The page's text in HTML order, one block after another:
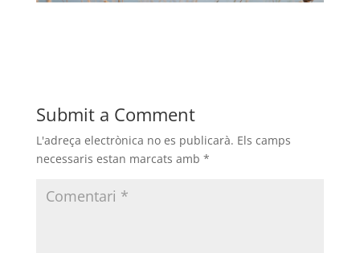
Submit a Comment
L'adreça electrònica no es publicarà. Els camps
necessaris estan marcats amb *